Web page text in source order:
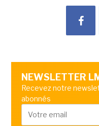
NEWSLETTER
Recevez notre
abonnés